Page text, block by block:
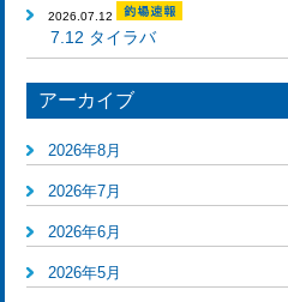
2026.07.12
7.12 タイラバ
アーカイブ
2026年8月
2026年7月
2026年6月
2026年5月